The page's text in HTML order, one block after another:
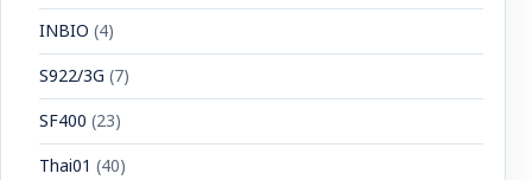
INBIO (4)
S922/3G (7)
SF400 (23)
Thai01 (40)